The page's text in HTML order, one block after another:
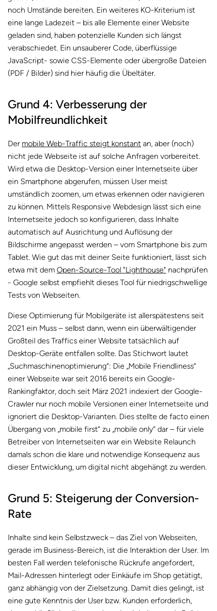
noch Umstände bereiten. Ein weiteres KO-Kriterium ist
eine lange Ladezeit – bis alle Elemente einer Website
geladen sind, haben potenzielle Kunden sich längst
verabschiedet. Ein unsauberer Code, überflüssige
JavaScript- sowie CSS-Elemente oder übergroße Dateien
(PDF / Bilder) sind hier häufig die Übeltäter.
Grund 4: Verbesserung der
Mobilfreundlichkeit
Der mobile Web-Traffic steigt konstant an, aber (noch)
nicht jede Webseite ist auf solche Anfragen vorbereitet.
Wird etwa die Desktop-Version einer Internetseite über
ein Smartphone abgerufen, müssen User meist
umständlich zoomen, um etwas erkennen oder navigieren
zu können. Mittels Responsive Webdesign lässt sich eine
Internetseite jedoch so konfigurieren, dass Inhalte
automatisch auf Ausrichtung und Auflösung der
Bildschirme angepasst werden – vom Smartphone bis zum
Tablet. Wie gut das mit deiner Seite funktioniert, lässt sich
etwa mit dem Open-Source-Tool "Lighthouse" nachprüfen
- Google selbst empfiehlt dieses Tool für niedrigschwellige
Tests von Webseiten.
Diese Optimierung für Mobilgeräte ist allerspätestens seit
2021 ein Muss – selbst dann, wenn ein überwältigender
Großteil des Traffics einer Website tatsächlich auf
Desktop-Geräte entfallen sollte. Das Stichwort lautet
„Suchmaschinenoptimierung“: Die „Mobile Friendliness“
einer Webseite war seit 2016 bereits ein Google-
Rankingfaktor, doch seit März 2021 indexiert der Google-
Crawler nur noch mobile Versionen einer Internetseite und
ignoriert die Desktop-Varianten. Dies stellte de facto einen
Übergang von „mobile first“ zu „mobile only“ dar – für viele
Betreiber von Internetseiten war ein Website Relaunch
damals schon die klare und notwendige Konsequenz aus
dieser Entwicklung, um digital nicht abgehängt zu werden.
Grund 5: Steigerung der Conversion-
Rate
Inhalte sind kein Selbstzweck – das Ziel von Webseiten,
gerade im Business-Bereich, ist die Interaktion der User. Im
besten Fall werden telefonische Rückrufe angefordert,
Mail-Adressen hinterlegt oder Einkäufe im Shop getätigt,
ganz abhängig von der Zielsetzung. Damit dies gelingt, ist
eine gute Kenntnis der User bzw. Kunden erforderlich,